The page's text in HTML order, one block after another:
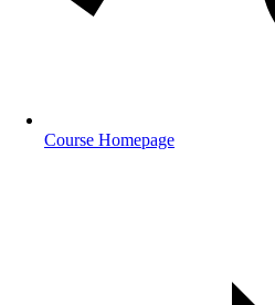
Course Homepage